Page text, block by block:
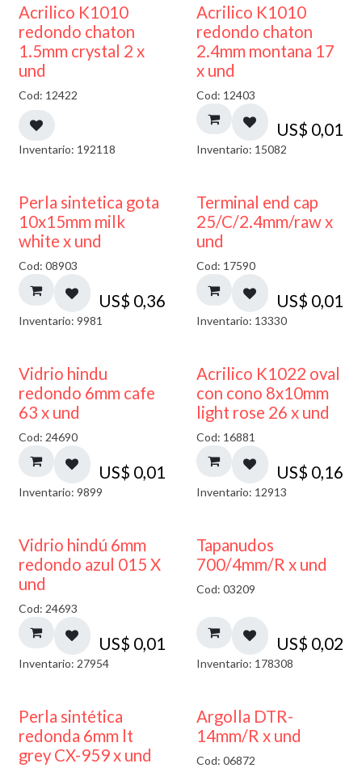
50% DESCUENTO
Acrilico K1010
redondo chaton
1.5mm crystal 2 x
und
Cod: 12422
Inventario: 192118
50% DESCUENTO
Acrilico K1010
redondo chaton
2.4mm montana 17
x und
Cod: 12403
US$ 0,01
Inventario: 15082
Perla sintetica gota
10x15mm milk
white x und
Cod: 08903
US$ 0,36
Inventario: 9981
Terminal end cap
25/C/2.4mm/raw x
und
Cod: 17590
US$ 0,01
Inventario: 13330
40% DESCUENTO
Vidrio hindu
redondo 6mm cafe
63 x und
Cod: 24690
US$ 0,01
Inventario: 9899
Acrilico K1022 oval
con cono 8x10mm
light rose 26 x und
Cod: 16881
US$ 0,16
Inventario: 12913
40% DESCUENTO
Vidrio hindú 6mm
redondo azul 015 X
und
Cod: 24693
US$ 0,01
Inventario: 27954
Tapanudos
700/4mm/R x und
Cod: 03209
US$ 0,02
Inventario: 178308
Perla sintética
redonda 6mm lt
grey CX-959 x und
Argolla DTR-
14mm/R x und
Cod: 06872